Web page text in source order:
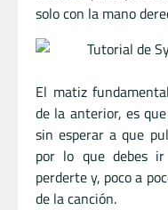
solo con la mano
El matiz
de la anterior, es que
sin esperar a que
por lo que debes
perderte y, poco a
de la canción.